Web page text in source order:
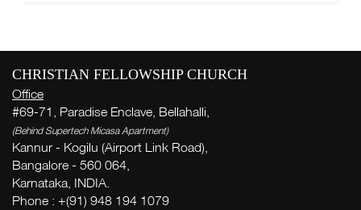
CHRISTIAN FELLOWSHIP CHURCH
Office
#69-71, Paradise Enclave, Bellahalli,
(Behind Supertech Micasa Apartment)
Kannur - Kogilu (Airport Link Road),
Bangalore - 560 064,
Karnataka, INDIA.
Phone : +(91) 948 194 1079